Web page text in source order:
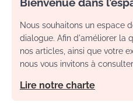
Nous souhaitons un espace
dialogue. Afin d'améliorer la
nos articles, ainsi que votre
nous vous invitons à
Lire notre charte